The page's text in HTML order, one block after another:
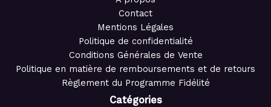
Contact
Mentions Légales
Politique de confidentialité
Conditions Générales de Vente
Politique en matière de remboursements et de retours
Règlement du Programme Fidélité
Catégories